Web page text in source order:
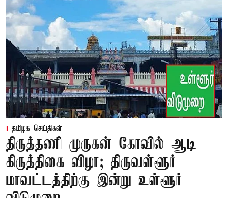
தமிழக செய்திகள்
திருத்தணி முருகன் கோவில் ஆடி
கிருத்திகை விழா; திருவள்ளூர்
மாவட்டத்திற்கு இன்று உள்ளூர்